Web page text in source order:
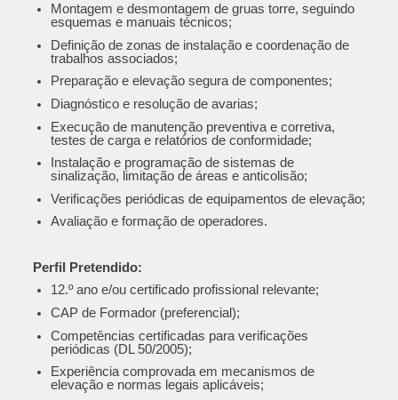
Montagem e desmontagem de gruas torre, seguindo
esquemas e manuais técnicos;
Definição de zonas de instalação e coordenação de
trabalhos associados;
Preparação e elevação segura de componentes;
Diagnóstico e resolução de avarias;
Execução de manutenção preventiva e corretiva,
testes de carga e relatórios de conformidade;
Instalação e programação de sistemas de
sinalização, limitação de áreas e anticolisão;
Verificações periódicas de equipamentos de elevação;
Avaliação e formação de operadores.
Perfil Pretendido:
12.º ano e/ou certificado profissional relevante;
CAP de Formador (preferencial);
Competências certificadas para verificações
periódicas (DL 50/2005);
Experiência comprovada em mecanismos de
elevação e normas legais aplicáveis;